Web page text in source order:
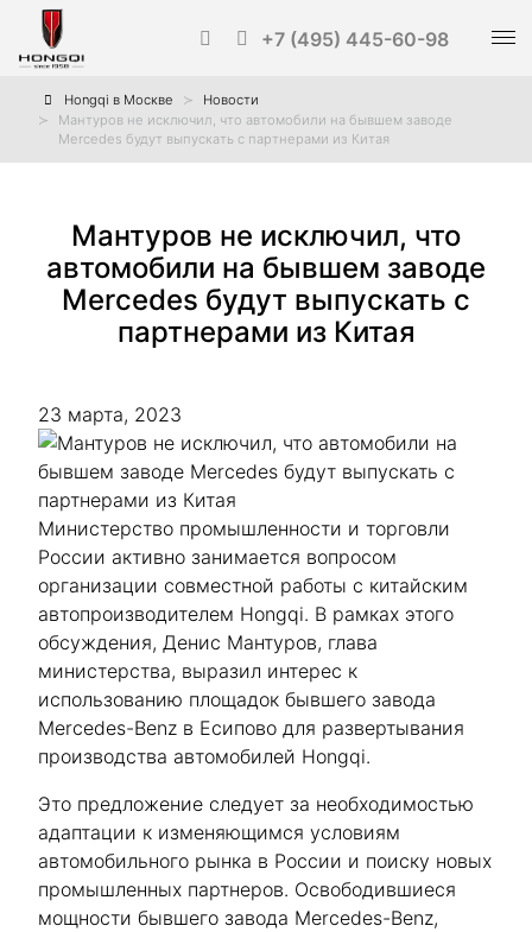
+7 (495) 445-60-98
Hongqi в Москве
Новости
Мантуров не исключил, что автомобили на бывшем заводе
Mercedes будут выпускать с партнерами из Китая
Мантуров не исключил, что
автомобили на бывшем заводе
Mercedes будут выпускать с
партнерами из Китая
23 марта, 2023
Министерство промышленности и торговли
России активно занимается вопросом
организации совместной работы с китайским
автопроизводителем Hongqi. В рамках этого
обсуждения, Денис Мантуров, глава
министерства, выразил интерес к
использованию площадок бывшего завода
Mercedes-Benz в Есипово для развертывания
производства автомобилей Hongqi.
Это предложение следует за необходимостью
адаптации к изменяющимся условиям
автомобильного рынка в России и поиску новых
промышленных партнеров. Освободившиеся
мощности бывшего завода Mercedes-Benz,